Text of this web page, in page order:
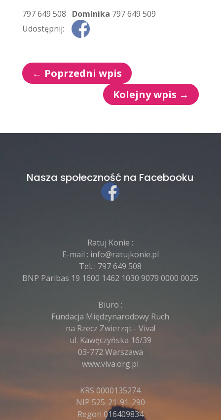
797 649 508
Dominika 797 649 509
Udostępnij:
← Poprzedni wpis
Kolejny wpis →
Nasza społeczność na Facebooku
Ratuj Konie :
E-mail : info@ratujkonie.pl
Tel. : 797 649 508
BNP Paribas 19 1600 1462 1030 9079 0000 0025
Biuro :
Fundacja Międzynarodowy Ruch
na Rzecz Zwierząt - Viva!
ul. Kawęczyńska 16/39
03-772 Warszawa
www.viva.org.pl
KRS 0000135274
NIP 525-21-91-290
Regon 016409834